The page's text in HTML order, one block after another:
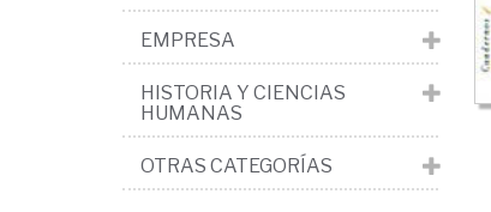
EMPRESA
HISTORIA Y CIENCIAS
HUMANAS
OTRAS CATEGORÍAS